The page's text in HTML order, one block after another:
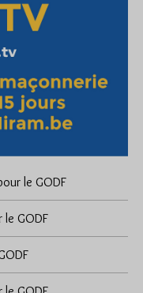
le GODF
le GODF